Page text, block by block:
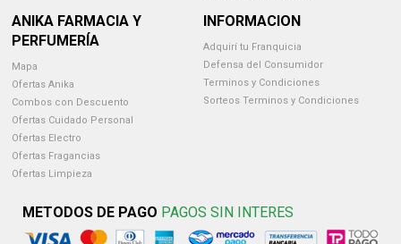
ANIKA FARMACIA Y
PERFUMERÍA
Mapa
Ofertas Anika
Combos con Descuento
Ofertas Cuidado Personal
Ofertas Electro
Ofertas Fragancias
Ofertas Limpieza
INFORMACION
Adquirí tu Franquicia
Defensa del Consumidor
Terminos y Condiciones
Sorteos Terminos y Condiciones
METODOS DE PAGO PAGOS SIN INTERES